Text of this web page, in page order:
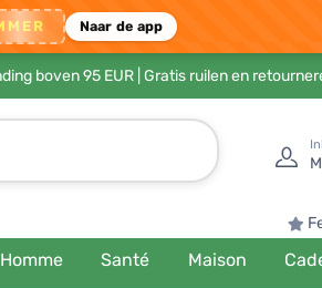
Naar de app
boven 95 EUR| Gratis ruilen en
Homme Santé Maison